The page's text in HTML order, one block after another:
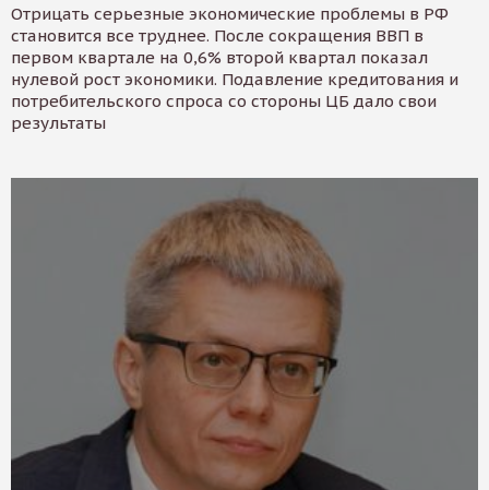
Отрицать серьезные экономические проблемы в РФ
становится все труднее. После сокращения ВВП в
первом квартале на 0,6% второй квартал показал
нулевой рост экономики. Подавление кредитования и
потребительского спроса со стороны ЦБ дало свои
результаты